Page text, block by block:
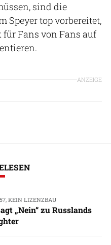
sind die
Speyer top vorbereitet,
Fans von Fans auf
ANZEIGE
KEIN LIZENZBAU
„Nein“ zu Russlands